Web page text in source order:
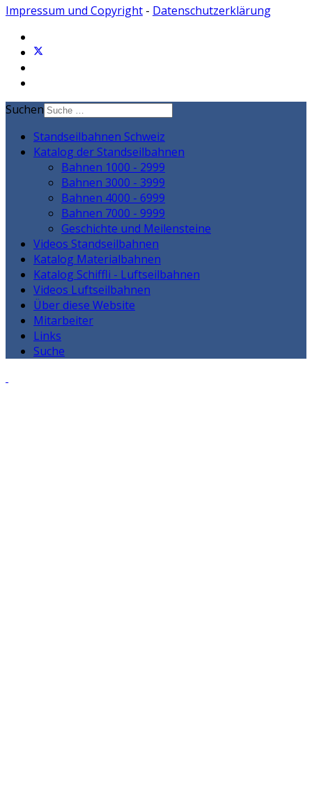
Impressum und Copyright - Datenschutzerklärung
Suchen
Standseilbahnen Schweiz
Katalog der Standseilbahnen
Bahnen 1000 - 2999
Bahnen 3000 - 3999
Bahnen 4000 - 6999
Bahnen 7000 - 9999
Geschichte und Meilensteine
Videos Standseilbahnen
Katalog Materialbahnen
Katalog Schiffli - Luftseilbahnen
Videos Luftseilbahnen
Über diese Website
Mitarbeiter
Links
Suche